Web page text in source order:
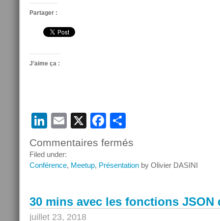
Partager :
J’aime ça :
LinkedIn
Email
X Facebook
Commentaires fermés
PHP
MySQL
l’AFUP
Filed under:
Conférence, Meetup, Présentation by Olivier DASINI
30 mins avec les fonctions JSON
juillet 23, 2018